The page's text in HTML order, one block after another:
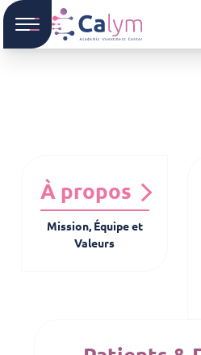
À propos
Mission, Équipe et
Valeurs